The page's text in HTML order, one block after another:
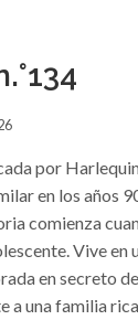
por
en los años
comienza
Vive en
en secreto
a una familia